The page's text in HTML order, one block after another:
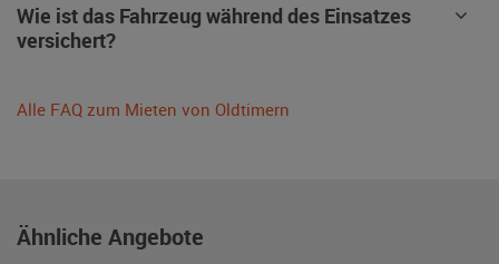
Wie ist das Fahrzeug während des Einsatzes
versichert?
Alle FAQ zum Mieten von Oldtimern
Ähnliche Angebote